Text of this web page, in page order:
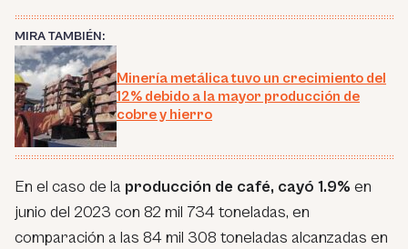
MIRA TAMBIÉN:
Minería metálica tuvo un crecimiento del
12% debido a la mayor producción de
cobre y hierro
En el caso de la producción de café, cayó 1.9% en
junio del 2023 con 82 mil 734 toneladas, en
comparación a las 84 mil 308 toneladas alcanzadas en